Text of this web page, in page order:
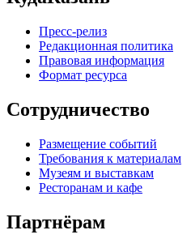
Пресс-релиз
Редакционная политика
Правовая информация
Формат ресурса
Сотрудничество
Размещение событий
Требования к материалам
Музеям и выставкам
Ресторанам и кафе
Партнёрам